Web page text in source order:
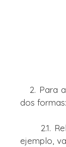
2. Para
dos formas:
2.1.
ejemplo,